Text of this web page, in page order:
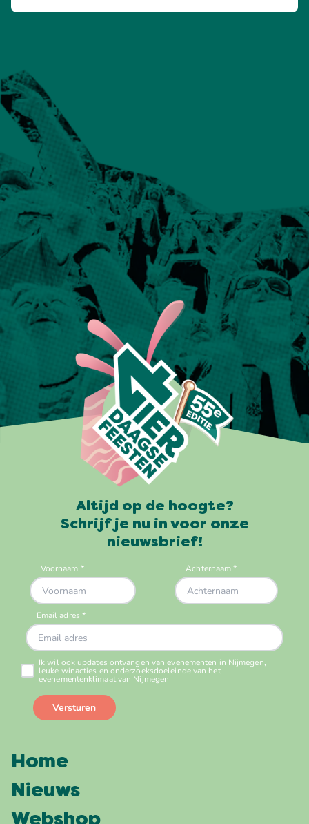
Altijd op de hoogte?
Schrijf je nu in voor onze
nieuwsbrief!
Home
Nieuws